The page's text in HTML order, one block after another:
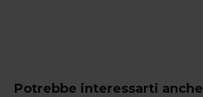
Potrebbe interessarti anche